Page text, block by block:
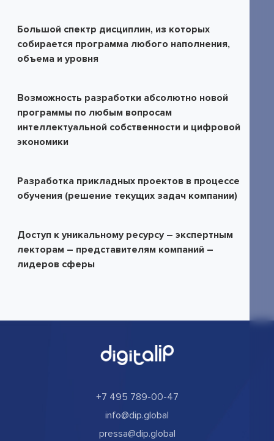
Большой спектр дисциплин, из которых
собирается программа любого наполнения,
объема и уровня
Возможность разработки абсолютно новой
программы по любым вопросам
интеллектуальной собственности и цифровой
экономики
Разработка прикладных проектов в процессе
обучения (решение текущих задач компании)
Доступ к уникальному ресурсу – экспертным
лекторам – представителям компаний –
лидеров сферы
+7 495 789-00-47
info@dip.global
pressa@dip.global